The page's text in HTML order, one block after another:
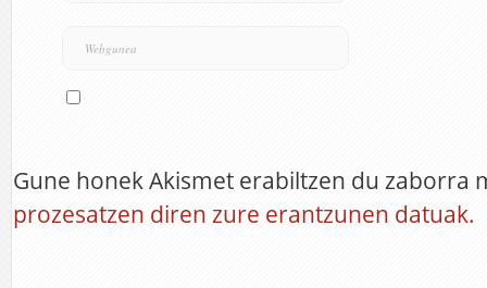
Gune honek Akismet erabiltzen du zaborra
prozesatzen diren zure erantzunen datuak.